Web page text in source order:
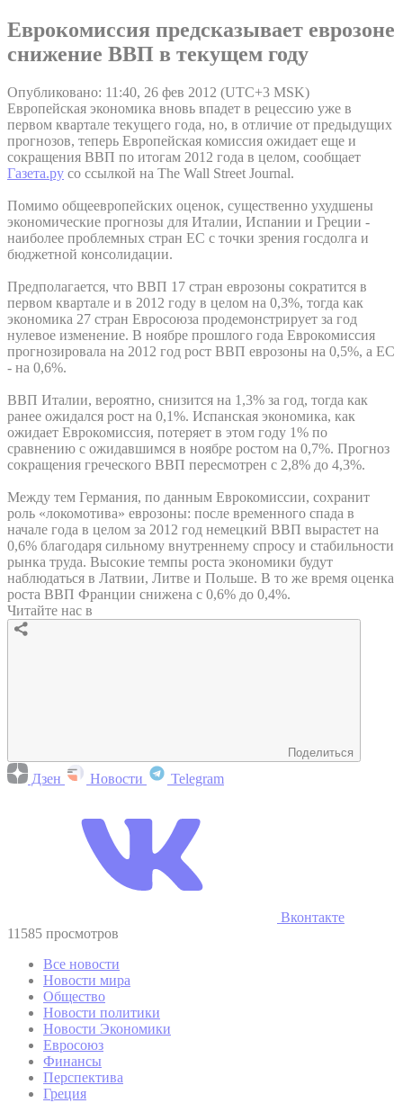
Еврокомиссия предсказывает еврозоне
снижение ВВП в текущем году
Опубликовано: 11:40, 26 фев 2012 (UTC+3 MSK)
Европейская экономика вновь впадет в рецессию уже в
первом квартале текущего года, но, в отличие от предыдущих
прогнозов, теперь Европейская комиссия ожидает еще и
сокращения ВВП по итогам 2012 года в целом, сообщает
Газета.ру со ссылкой на The Wall Street Journal.
Помимо общеевропейских оценок, существенно ухудшены
экономические прогнозы для Италии, Испании и Греции -
наиболее проблемных стран ЕС с точки зрения госдолга и
бюджетной консолидации.
Предполагается, что ВВП 17 стран еврозоны сократится в
первом квартале и в 2012 году в целом на 0,3%, тогда как
экономика 27 стран Евросоюза продемонстрирует за год
нулевое изменение. В ноябре прошлого года Еврокомиссия
прогнозировала на 2012 год рост ВВП еврозоны на 0,5%, а ЕС
- на 0,6%.
ВВП Италии, вероятно, снизится на 1,3% за год, тогда как
ранее ожидался рост на 0,1%. Испанская экономика, как
ожидает Еврокомиссия, потеряет в этом году 1% по
сравнению с ожидавшимся в ноябре ростом на 0,7%. Прогноз
сокращения греческого ВВП пересмотрен с 2,8% до 4,3%.
Между тем Германия, по данным Еврокомиссии, сохранит
роль «локомотива» еврозоны: после временного спада в
начале года в целом за 2012 год немецкий ВВП вырастет на
0,6% благодаря сильному внутреннему спросу и стабильности
рынка труда. Высокие темпы роста экономики будут
наблюдаться в Латвии, Литве и Польше. В то же время оценка
роста ВВП Франции снижена с 0,6% до 0,4%.
Читайте нас в
Поделиться
Дзен Новости Telegram
Вконтакте
11585 просмотров
Все новости
Новости мира
Общество
Новости политики
Новости Экономики
Евросоюз
Финансы
Перспектива
Греция